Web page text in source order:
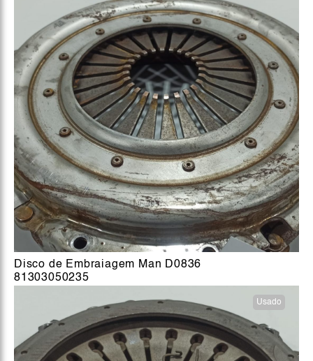
Disco de Embraiagem Man D0836
81303050235
Usado